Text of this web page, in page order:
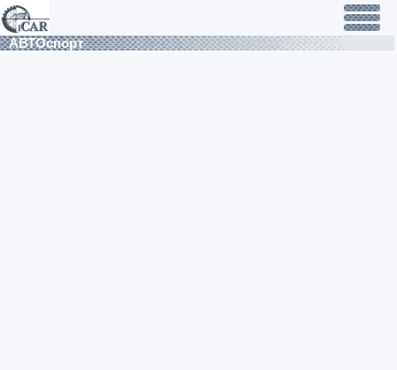
АВТОспорт